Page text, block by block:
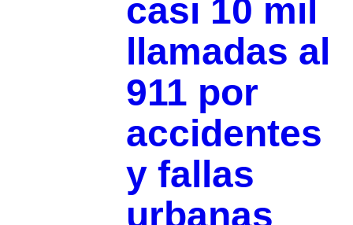
casi 10 mil
llamadas al
911 por
accidentes
y fallas
urbanas